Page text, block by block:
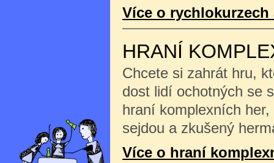
Více o rychlokurzech
HRANÍ
Chcete si zahrát hru,
dost lidí ochotných se
hraní komplexních
sejdou a zkušený
Více o hraní